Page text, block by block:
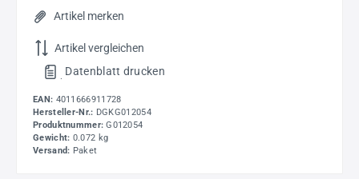
Artikel merken
Artikel vergleichen
. Datenblatt drucken
EAN: 4011666911728
Hersteller-Nr.: DGKG012054
Produktnummer: G012054
Gewicht: 0.072 kg
Versand: Paket